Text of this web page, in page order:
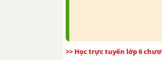
>> Học trực tuyến lớp 6